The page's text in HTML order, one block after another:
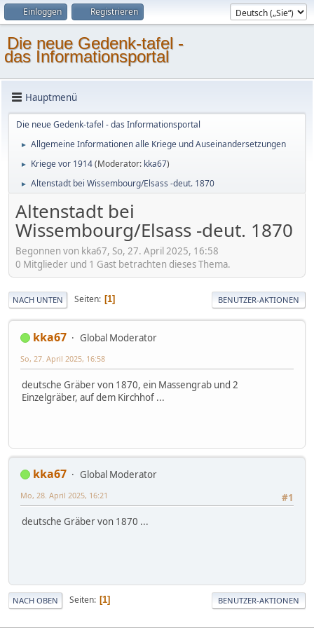
Einloggen Registrieren
Die neue Gedenk-tafel -
das Informationsportal
Hauptmenü
Die neue Gedenk-tafel - das Informationsportal
► Allgemeine Informationen alle Kriege und Auseinandersetzungen
► Kriege vor 1914(Moderator: kka67)
► Altenstadt bei Wissembourg/Elsass -deut. 1870
Altenstadt bei
Wissembourg/Elsass -deut. 1870
Begonnen von kka67, So, 27. April 2025, 16:58
0 Mitglieder und 1 Gast betrachten dieses Thema.
NACH UNTEN Seiten 1 BENUTZER-AKTIONEN
kka67 Global Moderator
So, 27. April 2025, 16:58
deutsche Gräber von 1870, ein Massengrab und 2
Einzelgräber, auf dem Kirchhof ...
kka67
Global Moderator
#1
Mo, 28. April 2025, 16:21
deutsche Gräber von 1870 ...
NACH OBEN Seiten 1 BENUTZER-AKTIONEN